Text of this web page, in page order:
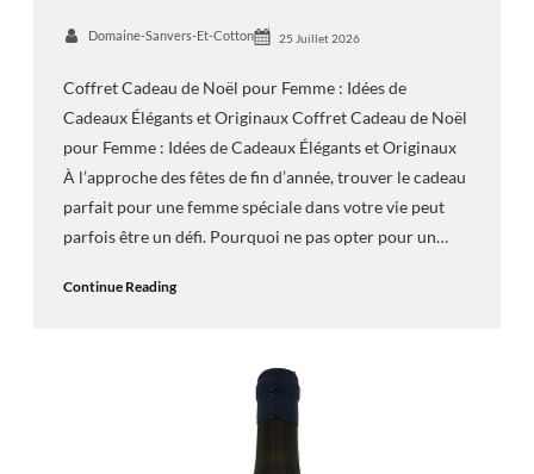
Domaine-Sanvers-Et-Cotton 25 Juillet 2026
Coffret Cadeau de Noël pour Femme : Idées de
Cadeaux Élégants et Originaux Coffret Cadeau de Noël
pour Femme : Idées de Cadeaux Élégants et Originaux
À l’approche des fêtes de fin d’année, trouver le cadeau
parfait pour une femme spéciale dans votre vie peut
parfois être un défi. Pourquoi ne pas opter pour un…
Continue Reading